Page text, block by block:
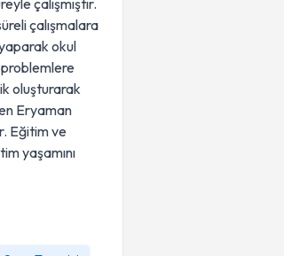
çalışmıştır.
çalışmalara
okul
oluşturarak
Eryaman
Eğitim ve
yaşamını